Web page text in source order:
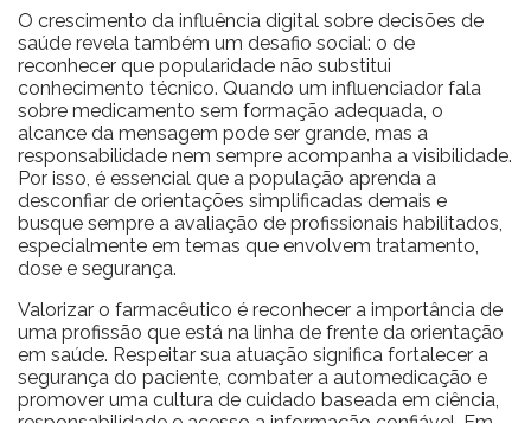
O crescimento da influência digital sobre decisões de
saúde revela também um desafio social: o de
reconhecer que popularidade não substitui
conhecimento técnico. Quando um influenciador fala
sobre medicamento sem formação adequada, o
alcance da mensagem pode ser grande, mas a
responsabilidade nem sempre acompanha a visibilidade.
Por isso, é essencial que a população aprenda a
desconfiar de orientações simplificadas demais e
busque sempre a avaliação de profissionais habilitados,
especialmente em temas que envolvem tratamento,
dose e segurança.
Valorizar o farmacêutico é reconhecer a importância de
uma profissão que está na linha de frente da orientação
em saúde. Respeitar sua atuação significa fortalecer a
segurança do paciente, combater a automedicação e
promover uma cultura de cuidado baseada em ciência,